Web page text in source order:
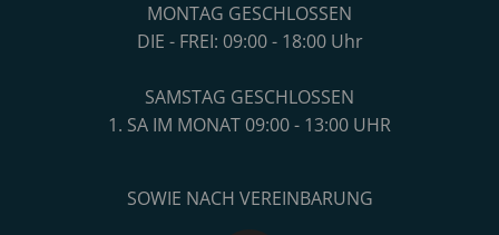
MONTAG GESCHLOSSEN
DIE - FREI: 09:00 - 18:00 Uhr
SAMSTAG GESCHLOSSEN
1. SA IM MONAT 09:00 - 13:00 UHR
SOWIE NACH VEREINBARUNG